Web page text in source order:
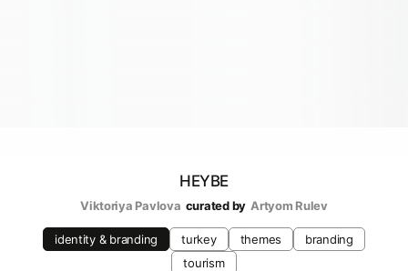
HEYBE
Viktoriya Pavlova curated by Artyom Rulev
identity & branding turkey themes
branding
tourism